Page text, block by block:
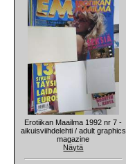
Erotiikan Maailma 1992 nr 7 -
aikuisviihdelehti / adult graphics
magazine
Näytä